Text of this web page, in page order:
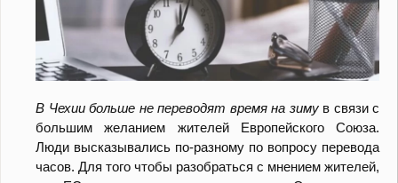
В Чехии больше не переводят время на зимув связи с
большим желанием жителей Европейского Союза.
Люди высказывались по-разному по вопросу перевода
часов. Для того чтобы разобраться с мнением жителей,